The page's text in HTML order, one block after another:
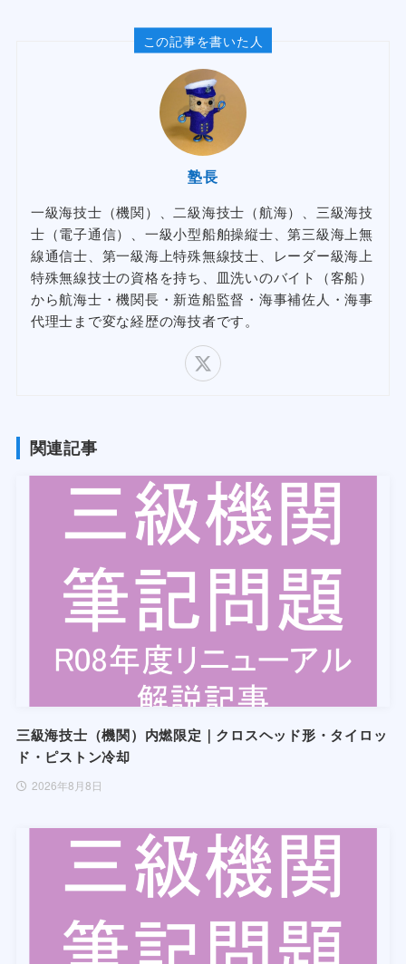
この記事を書いた人
塾長
一級海技士（機関）、二級海技士（航海）、三級海技
士（電子通信）、一級小型船舶操縦士、第三級海上無
線通信士、第一級海上特殊無線技士、レーダー級海上
特殊無線技士の資格を持ち、皿洗いのバイト（客船）
から航海士・機関長・新造船監督・海事補佐人・海事
代理士まで変な経歴の海技者です。
関連記事
三級海技士（機関）内燃限定｜クロスヘッド形・タイロッ
ド・ピストン冷却
2026年8月8日